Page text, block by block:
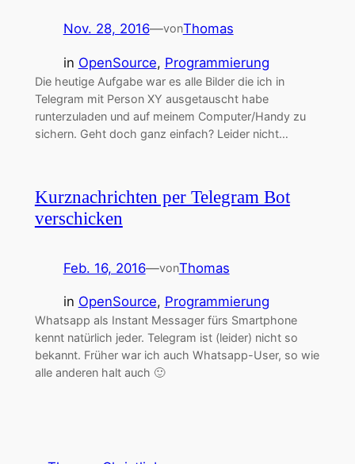
Nov. 28, 2016—vonThomas
in OpenSource, Programmierung
Die heutige Aufgabe war es alle Bilder die ich in
Telegram mit Person XY ausgetauscht habe
runterzuladen und auf meinem Computer/Handy zu
sichern. Geht doch ganz einfach? Leider nicht…
Kurznachrichten per Telegram Bot
verschicken
Feb. 16, 2016—vonThomas
in OpenSource, Programmierung
Whatsapp als Instant Messager fürs Smartphone
kennt natürlich jeder. Telegram ist (leider) nicht so
bekannt. Früher war ich auch Whatsapp-User, so wie
alle anderen halt auch 🙂